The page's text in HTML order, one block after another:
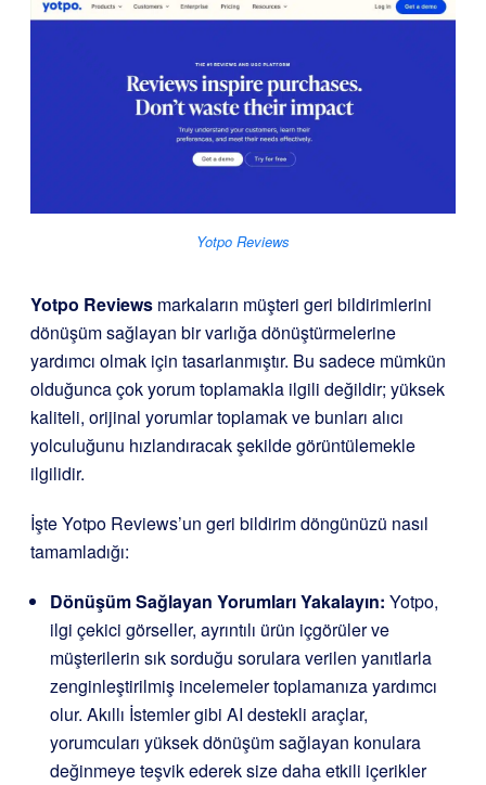
Yotpo Reviews
Yotpo Reviews markaların müşteri geri bildirimlerini
dönüşüm sağlayan bir varlığa dönüştürmelerine
yardımcı olmak için tasarlanmıştır. Bu sadece mümkün
olduğunca çok yorum toplamakla ilgili değildir; yüksek
kaliteli, orijinal yorumlar toplamak ve bunları alıcı
yolculuğunu hızlandıracak şekilde görüntülemekle
ilgilidir.
İşte Yotpo Reviews’un geri bildirim döngünüzü nasıl
tamamladığı:
Dönüşüm Sağlayan Yorumları Yakalayın: Yotpo,
ilgi çekici görseller, ayrıntılı ürün içgörüler ve
müşterilerin sık sorduğu sorulara verilen yanıtlarla
zenginleştirilmiş incelemeler toplamanıza yardımcı
olur. Akıllı İstemler gibi AI destekli araçlar,
yorumcuları yüksek dönüşüm sağlayan konulara
değinmeye teşvik ederek size daha etkili içerikler